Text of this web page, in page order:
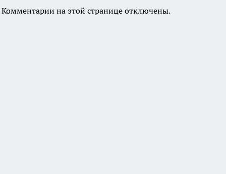
Комментарии на этой странице отключены.